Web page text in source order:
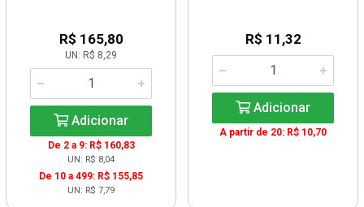
R$ 165,80
UN: R$ 8,29
Adicionar
De 2 a 9: R$ 160,83
UN: R$ 8,04
De 10 a 499: R$ 155,85
UN: R$ 7,79
R$ 11,32
Adicionar
A partir de 20: R$ 10,70